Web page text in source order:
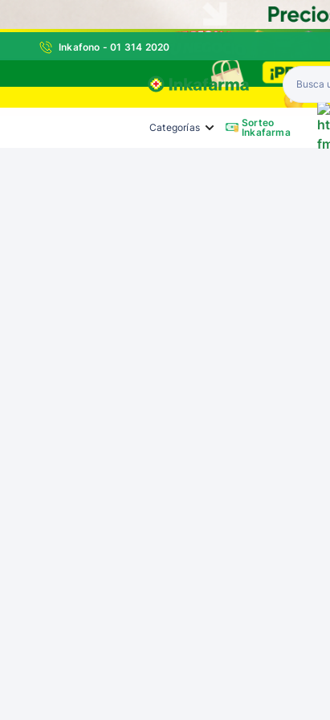
Inkafono - 01 314 2020
Categorías
Sorteo
Inkafarma